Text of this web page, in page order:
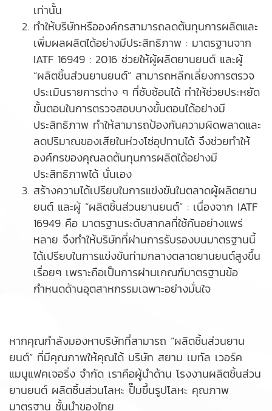
เท่านั้น
ทำให้บริษัทหรือองค์กรสามารถลดต้นทุนการผลิตและ
เพิ่มผลผลิตได้อย่างมีประสิทธิภาพ : มาตรฐานจาก
IATF 16949 : 2016 ช่วยให้ผู้ผลิตยานยนต์ และผู้
“ผลิตชิ้นส่วนยานยนต์” สามารถหลีกเลี่ยงการตรวจ
ประเมินรายการต่าง ๆ ที่ซับซ้อนได้ ทำให้ช่วยประหยัด
ขั้นตอนในการตรวจสอบบางขั้นตอนได้อย่างมี
ประสิทธิภาพ ทำให้สามารถป้องกันความผิดพลาดและ
ลดปริมาณของเสียในห่วงโซ่อุปทานได้ จึงช่วยทำให้
องค์กรของคุณลดต้นทุนการผลิตได้อย่างมี
ประสิทธิภาพได้ นั่นเอง
สร้างความได้เปรียบในการแข่งขันในตลาดผู้ผลิตยาน
ยนต์ และผู้ “ผลิตชิ้นส่วนยานยนต์” : เนื่องจาก IATF
16949 คือ มาตรฐานระดับสากลที่ใช้กันอย่างแพร่
หลาย จึงทำให้บริษัทที่ผ่านการรับรองบนมาตรฐานนี้
ได้เปรียบในการแข่งขันท่ามกลางตลาดยานยนต์สูงขึ้น
เรื่อยๆ เพราะถือเป็นการผ่านเกณฑ์มาตรฐานข้อ
กำหนดด้านอุตสาหกรรมเฉพาะอย่างมั่นใจ
หากคุณกำลังมองหาบริษัทที่สามารถ “ผลิตชิ้นส่วนยาน
ยนต์” ที่มีคุณภาพให้คุณได้ บริษัท สยาม เมทัล เวอร์ค
แมนูแฟคเจอริ่ง จำกัด เราคือผู้นำด้าน โรงงานผลิตชิ้นส่วน
ยานยนต์ ผลิตชิ้นส่วนโลหะ ปั๊มขึ้นรูปโลหะ คุณภาพ
มาตรฐาน ชั้นนำของไทย